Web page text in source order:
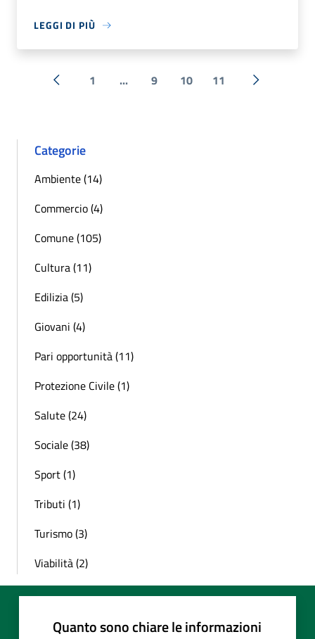
LEGGI DI PIÙ
« Precedente
1 ... 9 10 11 Successiva
Categorie
Ambiente (14)
Commercio (4)
Comune (105)
Cultura (11)
Edilizia (5)
Giovani (4)
Pari opportunità (11)
Protezione Civile (1)
Salute (24)
Sociale (38)
Sport (1)
Tributi (1)
Turismo (3)
Viabilità (2)
Quanto sono chiare le informazioni